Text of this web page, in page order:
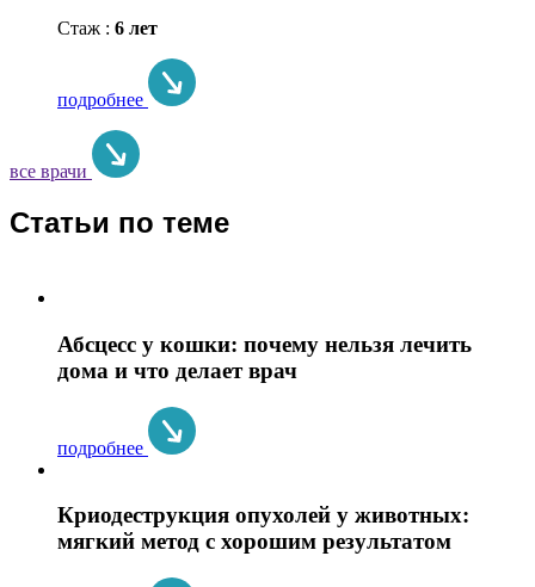
Стаж : 6 лет
подробнее
все врачи
Статьи по теме
Абсцесс у кошки: почему нельзя лечить
дома и что делает врач
подробнее
Криодеструкция опухолей у животных:
мягкий метод с хорошим результатом